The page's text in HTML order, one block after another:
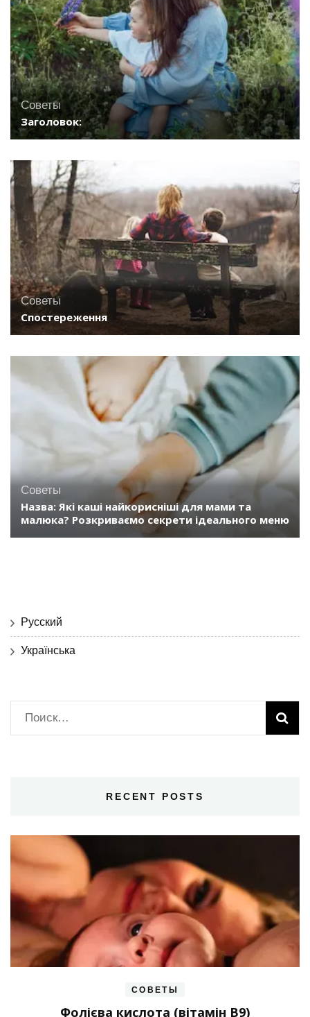
Советы
Заголовок:
Советы
Спостереження
Советы
Назва: Які каші найкорисніші для мами та
малюка? Розкриваємо секрети ідеального меню
Русский
Українська
Найти:
RECENT POSTS
СОВЕТЫ
Фолієва кислота (вітамін В9)